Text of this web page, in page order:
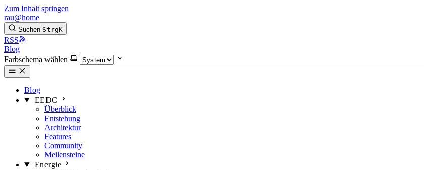
Zum Inhalt springen
rau@home
Suchen StrgK
RSS
Blog
Farbschema wählen
Blog
EEDC
Überblick
Entstehung
Architektur
Features
Community
Meilensteine
Energie